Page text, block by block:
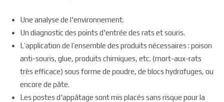
Une analyse de l'environnement.
Un diagnostic des points d'entrée des rats et souris.
L’application de l’ensemble des produits nécessaires : poison
anti-souris, glue, produits chimiques, etc. (mort-aux-rats
très efficace) sous forme de poudre, de blocs hydrofuges, ou
encore de pâte.
Les postes d'appâtage sont mis placés sans risque pour la